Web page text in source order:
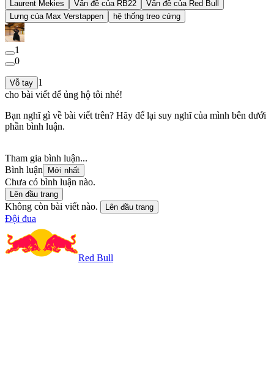
Laurent Mekies Vấn đề của RB22
Vấn đề của Red Bull
Lưng của Max Verstappen
hệ thống treo cứng
1
0
Vỗ tay 1
cho bài viết để ủng hộ tôi nhé!
Bạn nghĩ gì về bài viết trên? Hãy để lại suy nghĩ của mình bên dưới
phần bình luận.
Tham gia bình luận...
Bình luận
Mới nhất
Chưa có bình luận nào.
Lên đầu trang
Không còn bài viết nào. Lên đầu trang
Đội đua
Red Bull